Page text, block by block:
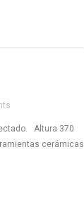
Altura 370
cerámicas